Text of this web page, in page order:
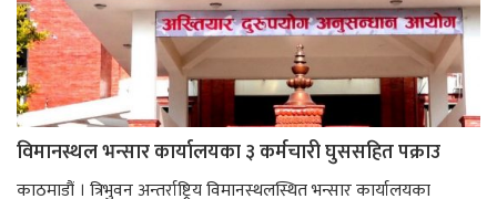
विमानस्थल भन्सार कार्यालयका ३ कर्मचारी घुससहित पक्राउ
काठमाडौं । त्रिभुवन अन्तर्राष्ट्रिय विमानस्थलस्थित भन्सार कार्यालयका